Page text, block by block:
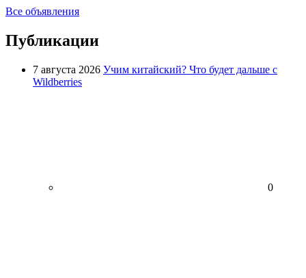
Все объявления
Публикации
7 августа 2026 Учим китайский? Что будет дальше с
Wildberries
0